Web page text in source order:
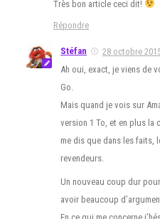
Très bon article ceci dit!
Répondre
Stéfan
28 octobre
Ah oui, exact, je viens de
Go.
Mais quand je vois sur
version 1 To, et en plus la
me dis que dans les faits,
revendeurs.
Un nouveau coup dur
avoir beaucoup